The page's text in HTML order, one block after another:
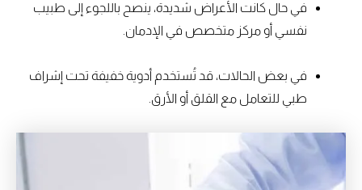
في حال كانت الأعراض شديدة، ينصح باللجوء إلى طبيب
نفسي أو مركز متخصص في الإدمان.
في بعض الحالات، قد تُستخدم أدوية خفيفة تحت إشراف
طبي للتعامل مع القلق أو الأرق.